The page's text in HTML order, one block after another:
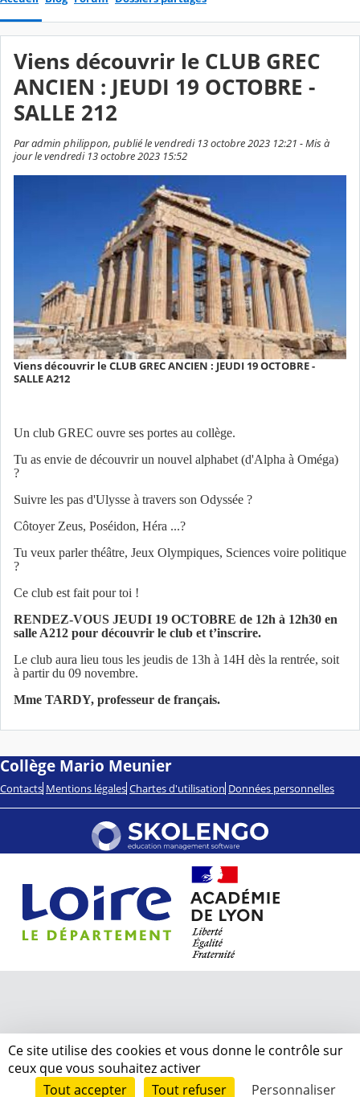
Viens découvrir le CLUB GREC
ANCIEN : JEUDI 19 OCTOBRE -
SALLE 212
Par admin philippon, publié le vendredi 13 octobre 2023 12:21 - Mis à
jour le vendredi 13 octobre 2023 15:52
Viens découvrir le CLUB GREC ANCIEN : JEUDI 19 OCTOBRE -
SALLE A212
Un club GREC ouvre ses portes au collège.
Tu as envie de découvrir un nouvel alphabet (d'Alpha à Oméga)
?
Suivre les pas d'Ulysse à travers son Odyssée ?
Côtoyer Zeus, Poséidon, Héra ...?
Tu veux parler théâtre, Jeux Olympiques, Sciences voire politique
?
Ce club est fait pour toi !
RENDEZ-VOUS JEUDI 19 OCTOBRE de 12h à 12h30 en
salle A212 pour découvrir le club et t’inscrire.
Le club aura lieu tous les jeudis de 13h à 14H dès la rentrée, soit
à partir du 09 novembre.
Mme TARDY, professeur de français.
Collège Mario Meunier
Contacts Mentions légales Chartes d'utilisation Données personnelles
Ce site utilise des cookies et vous donne le contrôle sur
ceux que vous souhaitez activer
Tout accepter
Tout refuser Personnaliser